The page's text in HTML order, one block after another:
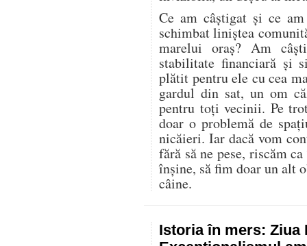
Ce am câștigat și ce
schimbat liniștea
marelui oraș? Am
stabilitate financiară și
plătit pentru ele cu cea
gardul din sat, un om
pentru toți vecinii. Pe
doar o problemă de
nicăieri. Iar dacă vom
fără să ne pese, riscăm
înșine, să fim doar un alt
câine.
Istoria în mers: Ziua